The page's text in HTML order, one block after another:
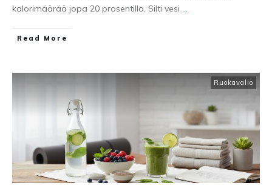
kalorimäärää jopa 20 prosentilla. Silti vesi ...
Read More
Ruokavalio